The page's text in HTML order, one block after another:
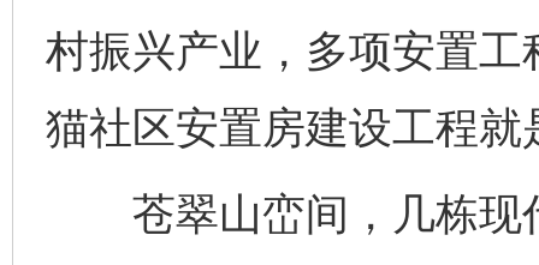
村振兴产业，多项安置
猫社区安置房建设工程就
苍翠山峦间，几栋现